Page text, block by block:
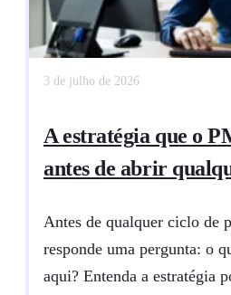
3 de julho de 2026
A estratégia que o
antes de abrir
Antes de qualquer ciclo de
responde uma pergunta: o
aqui? Entenda a estratégia